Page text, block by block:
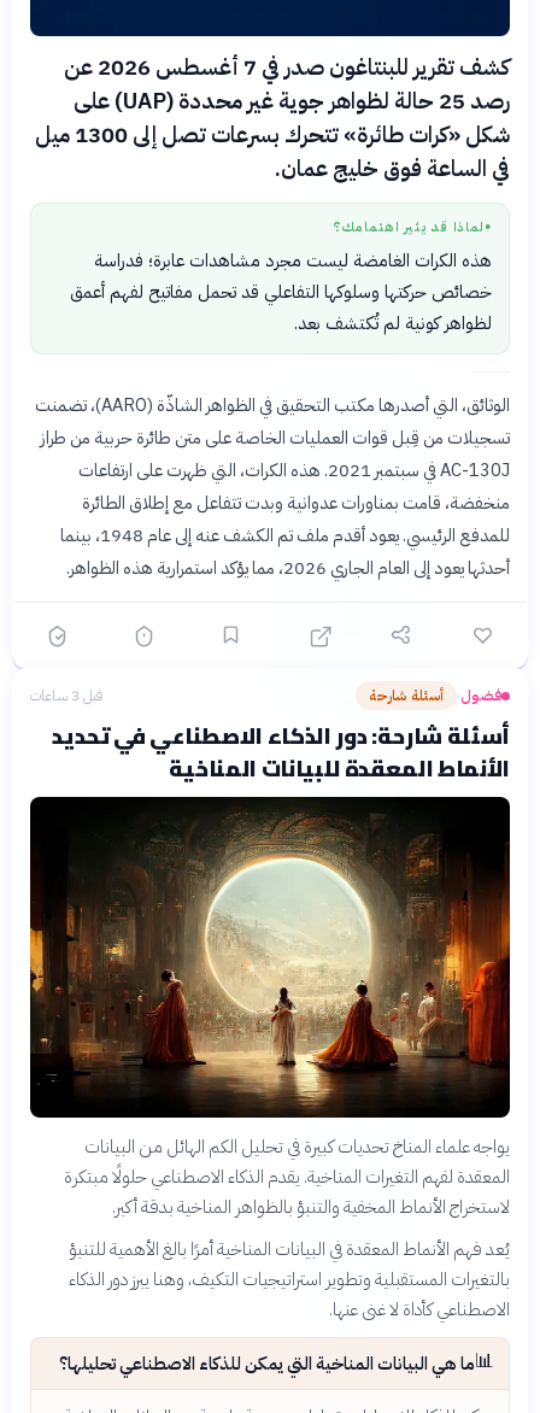
كشف تقرير للبنتاغون صدر في 7 أغسطس 2026 عن
رصد 25 حالة لظواهر جوية غير محددة (UAP) على
شكل «كرات طائرة» تتحرك بسرعات تصل إلى 1300 ميل
في الساعة فوق خليج عمان.
● لماذا قد يثير اهتمامك؟
هذه الكرات الغامضة ليست مجرد مشاهدات عابرة؛ فدراسة
خصائص حركتها وسلوكها التفاعلي قد تحمل مفاتيح لفهم أعمق
لظواهر كونية لم تُكتشف بعد.
الوثائق، التي أصدرها مكتب التحقيق في الظواهر الشاذّة (AARO)، تضمنت
تسجيلات من قِبل قوات العمليات الخاصة على متن طائرة حربية من طراز
AC-130J في سبتمبر 2021. هذه الكرات، التي ظهرت على ارتفاعات
منخفضة، قامت بمناورات عدوانية وبدت تتفاعل مع إطلاق الطائرة
للمدفع الرئيسي. يعود أقدم ملف تم الكشف عنه إلى عام 1948، بينما
أحدثها يعود إلى العام الجاري 2026، مما يؤكد استمرارية هذه الظواهر.
فضول› أسئلة شارحة قبل 3 ساعات
أسئلة شارحة: دور الذكاء الاصطناعي في تحديد
الأنماط المعقدة للبيانات المناخية
يواجه علماء المناخ تحديات كبيرة في تحليل الكم الهائل من البيانات
المعقدة لفهم التغيرات المناخية. يقدم الذكاء الاصطناعي حلولًا مبتكرة
لاستخراج الأنماط المخفية والتنبؤ بالظواهر المناخية بدقة أكبر.
يُعد فهم الأنماط المعقدة في البيانات المناخية أمرًا بالغ الأهمية للتنبؤ
بالتغيرات المستقبلية وتطوير استراتيجيات التكيف، وهنا يبرز دور الذكاء
الاصطناعي كأداة لا غنى عنها.
📊ما هي البيانات المناخية التي يمكن للذكاء الاصطناعي تحليلها؟